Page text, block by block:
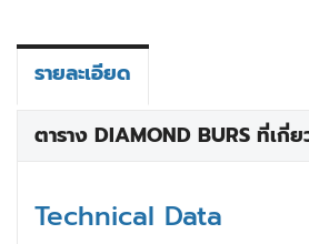
รายละเอียด
ตาราง DIAMOND BURS ที่เกี่
Technical Data